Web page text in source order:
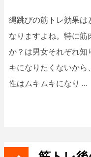
縄跳びの筋トレ効果は
なりますよね。特に
か？は男女それぞれ知
キになりたくないか
性はムキムキになり …